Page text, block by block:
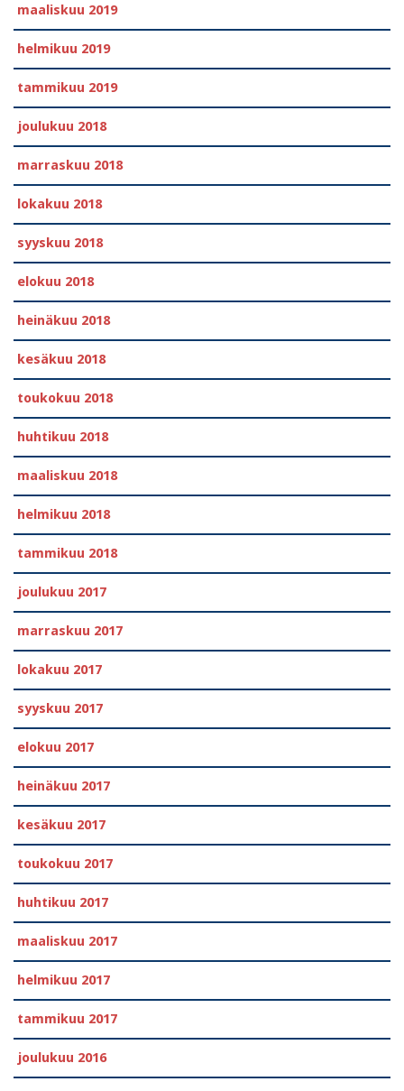
maaliskuu 2019
helmikuu 2019
tammikuu 2019
joulukuu 2018
marraskuu 2018
lokakuu 2018
syyskuu 2018
elokuu 2018
heinäkuu 2018
kesäkuu 2018
toukokuu 2018
huhtikuu 2018
maaliskuu 2018
helmikuu 2018
tammikuu 2018
joulukuu 2017
marraskuu 2017
lokakuu 2017
syyskuu 2017
elokuu 2017
heinäkuu 2017
kesäkuu 2017
toukokuu 2017
huhtikuu 2017
maaliskuu 2017
helmikuu 2017
tammikuu 2017
joulukuu 2016